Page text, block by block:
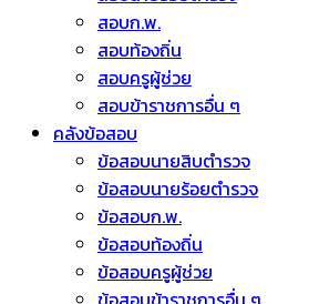
สอบก.พ.
สอบท้องถิ่น
สอบครูผู้ช่วย
สอบข้าราชการอื่น ๆ
คลังข้อสอบ
ข้อสอบนายสิบตำรวจ
ข้อสอบนายร้อยตำรวจ
ข้อสอบก.พ.
ข้อสอบท้องถิ่น
ข้อสอบครูผู้ช่วย